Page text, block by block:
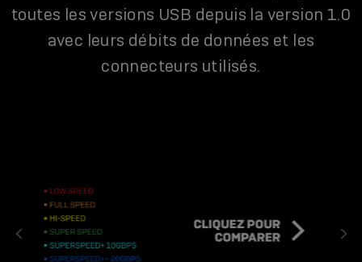
toutes les versions USB depuis la version 1.0
avec leurs débits de données et les
connecteurs utilisés.